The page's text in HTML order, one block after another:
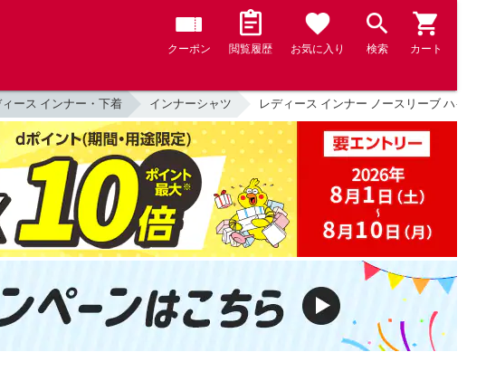
クーポン 閲覧履歴 お気に入り 検索 カート
ィース インナー・下着 インナーシャツ レディース インナー ノースリーブ ハイネ